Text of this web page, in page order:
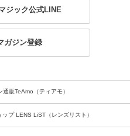
ジック公式LINE
ガジン登録
販TeAmo（ティアモ）
プ LENS LiST（レンズリスト）